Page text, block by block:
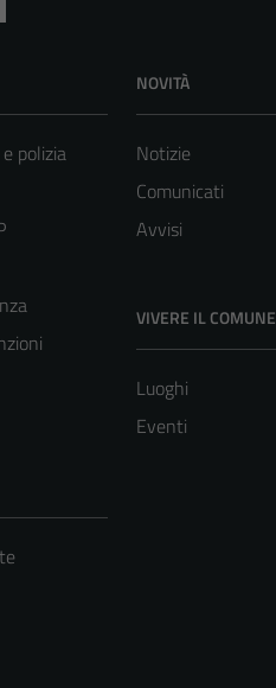
polizia
NOVITÀ
Notizie
Comunicati
Avvisi
VIVERE IL COMUNE
Luoghi
Eventi